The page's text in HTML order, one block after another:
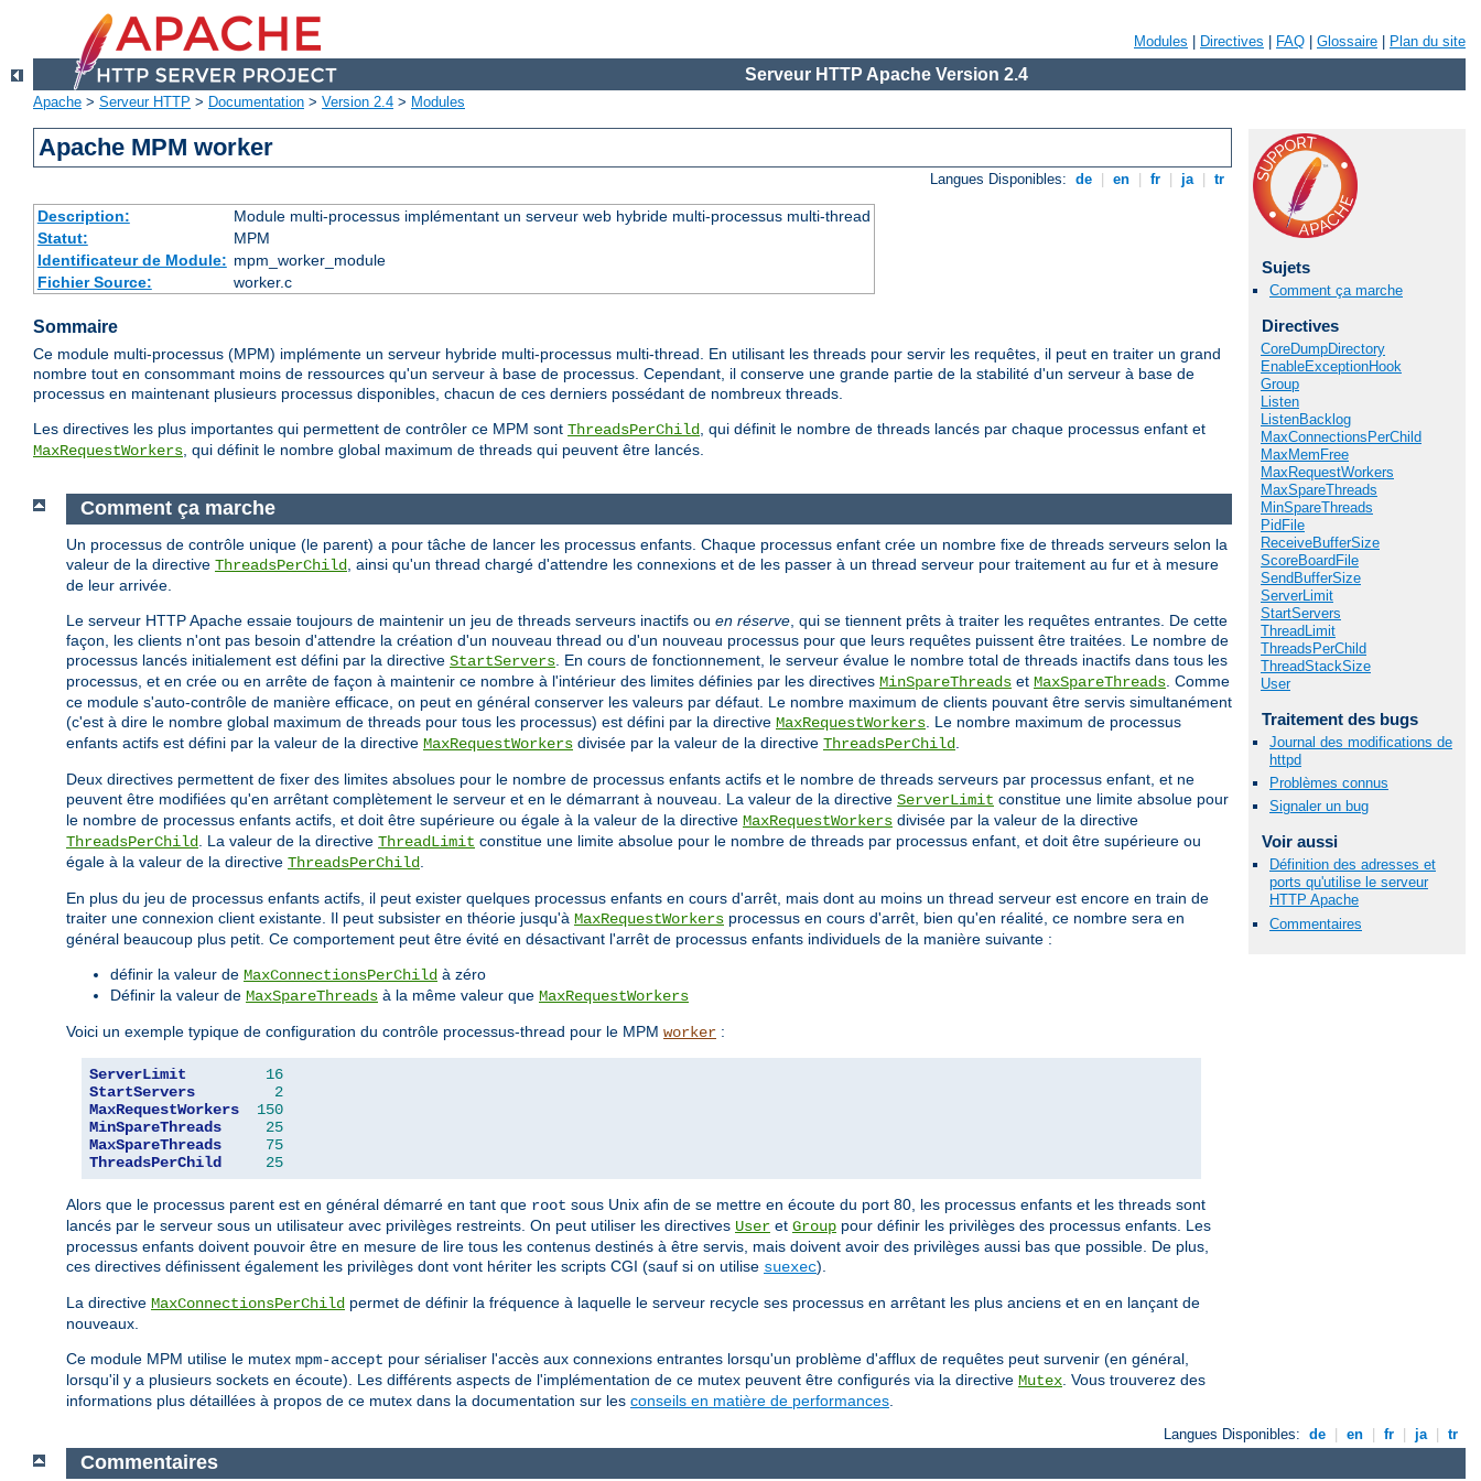
Modules Directives FAQ Glossaire Plan du site
Serveur HTTP Apache Version 2.4
Apache > Serveur HTTP > Documentation > Version 2.4 > Modules
Apache MPM worker
Langues Disponibles: de en fr ja tr
Description:
Module multi-processus implémentant un serveur web hybride multi-processus multi-thread
Statut:
MPM
Identificateur de Module: mpm_worker_module
Fichier Source:
worker.c
Sommaire
Ce module multi-processus (MPM) implémente un serveur hybride multi-processus multi-thread. En utilisant les threads pour servir les requêtes, il peut en traiter un grand
nombre tout en consommant moins de ressources qu'un serveur à base de processus. Cependant, il conserve une grande partie de la stabilité d'un serveur à base de
processus en maintenant plusieurs processus disponibles, chacun de ces derniers possédant de nombreux threads.
Les directives les plus importantes qui permettent de contrôler ce MPM sont ThreadsPerChild, qui définit le nombre de threads lancés par chaque processus enfant et
MaxRequestWorkers, qui définit le nombre global maximum de threads qui peuvent être lancés.
Sujets
Comment ça marche
Directives
CoreDumpDirectory
EnableExceptionHook
Group
Listen
ListenBacklog
MaxConnectionsPerChild
MaxMemFree
MaxRequestWorkers
MaxSpareThreads
MinSpareThreads
PidFile
ReceiveBufferSize
ScoreBoardFile
SendBufferSize
ServerLimit
StartServers
ThreadLimit
ThreadsPerChild
ThreadStackSize
User
Traitement des bugs
Journal des modifications de
httpd
Problèmes connus
Signaler un bug
Voir aussi
Définition des adresses et
ports qu'utilise le serveur
HTTP Apache
Commentaires
Comment ça marche
Un processus de contrôle unique (le parent) a pour tâche de lancer les processus enfants. Chaque processus enfant crée un nombre fixe de threads serveurs selon la
valeur de la directive ThreadsPerChild
, ainsi qu'un thread chargé d'attendre les connexions et de les passer à un thread serveur pour traitement au fur et à mesure
de leur arrivée.
Le serveur HTTP Apache essaie toujours de maintenir un jeu de threads serveurs inactifs ou en réserve , qui se tiennent prêts à traiter les requêtes entrantes. De cette
façon, les clients n'ont pas besoin d'attendre la création d'un nouveau thread ou d'un nouveau processus pour que leurs requêtes puissent être traitées. Le nombre de
processus lancés initialement est défini par la directive StartServers . En cours de fonctionnement, le serveur évalue le nombre total de threads inactifs dans tous les
processus, et en crée ou en arrête de façon à maintenir ce nombre à l'intérieur des limites définies par les directives MinSpareThreads et MaxSpareThreads . Comme
ce module s'auto-contrôle de manière efficace, on peut en général conserver les valeurs par défaut. Le nombre maximum de clients pouvant être servis simultanément
(c'est à dire le nombre global maximum de threads pour tous les processus) est défini par la directive MaxRequestWorkers . Le nombre maximum de processus
enfants actifs est défini par la valeur de la directive MaxRequestWorkers divisée par la valeur de la directive ThreadsPerChild
Deux directives permettent de fixer des limites absolues pour le nombre de processus enfants actifs et le nombre de threads serveurs par processus enfant, et ne
peuvent être modifiées qu'en arrêtant complètement le serveur et en le démarrant à nouveau. La valeur de la directive ServerLimit constitue une limite absolue pour
le nombre de processus enfants actifs, et doit être supérieure ou égale à la valeur de la directive MaxRequestWorkers divisée par la valeur de la directive
ThreadsPerChild
. La valeur de la directive ThreadLimit constitue une limite absolue pour le nombre de threads par processus enfant, et doit être supérieure ou
égale à la valeur de la directive ThreadsPerChild
En plus du jeu de processus enfants actifs, il peut exister quelques processus enfants en cours d'arrêt, mais dont au moins un thread serveur est encore en train de
traiter une connexion client existante. Il peut subsister en théorie jusqu'à MaxRequestWorkers processus en cours d'arrêt, bien qu'en réalité, ce nombre sera en
général beaucoup plus petit. Ce comportement peut être évité en désactivant l'arrêt de processus enfants individuels de la manière suivante :
définir la valeur de MaxConnectionsPerChild à zéro
Définir la valeur de MaxSpareThreads à la même valeur que MaxRequestWorkers
Voici un exemple typique de configuration du contrôle processus-thread pour le MPM worker :
ServerLimit
16
StartServers
2
MaxRequestWorkers
150
MinSpareThreads
25
MaxSpareThreads
75
ThreadsPerChild
25
Alors que le processus parent est en général démarré en tant que root sous Unix afin de se mettre en écoute du port 80, les processus enfants et les threads sont
lancés par le serveur sous un utilisateur avec privilèges restreints. On peut utiliser les directives User et Group pour définir les privilèges des processus enfants. Les
processus enfants doivent pouvoir être en mesure de lire tous les contenus destinés à être servis, mais doivent avoir des privilèges aussi bas que possible. De plus,
ces directives définissent également les privilèges dont vont hériter les scripts CGI (sauf si on utilise suexec).
La directive MaxConnectionsPerChild permet de définir la fréquence à laquelle le serveur recycle ses processus en arrêtant les plus anciens et en en lançant de
nouveaux.
Ce module MPM utilise le mutex mpm-accept pour sérialiser l'accès aux connexions entrantes lorsqu'un problème d'afflux de requêtes peut survenir (en général,
lorsqu'il y a plusieurs sockets en écoute). Les différents aspects de l'implémentation de ce mutex peuvent être configurés via la directive Mutex . Vous trouverez des
informations plus détaillées à propos de ce mutex dans la documentation sur les conseils en matière de performances
Langues Disponibles: de en fr ja tr
Commentaires